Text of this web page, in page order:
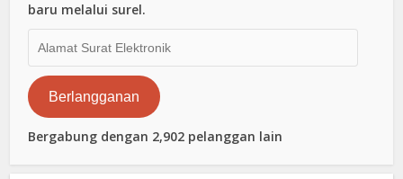
baru melalui surel.
Surat
Elektronik
Berlangganan
Bergabung dengan 2,902 pelanggan lain